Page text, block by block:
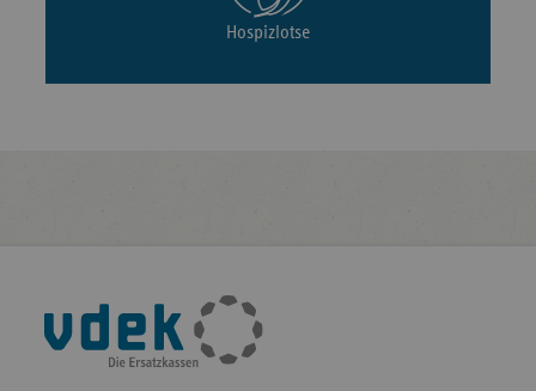
Hospizlotse
Fußleisten-
Navigation